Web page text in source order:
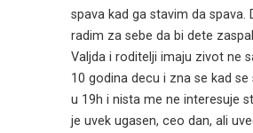
spava kad ga stavim da spava.
radim za sebe da bi dete
Valjda i roditelji imaju zivot ne
10 godina decu i zna se kad
u 19h i nista me ne interesuje
je uvek ugasen, ceo dan, ali